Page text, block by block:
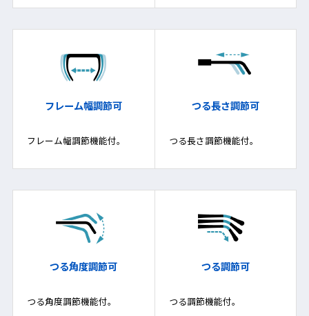
フレーム幅調節可
フレーム幅調節機能付。
つる長さ調節可
つる長さ調節機能付。
つる角度調節可
つる角度調節機能付。
つる調節可
つる調節機能付。